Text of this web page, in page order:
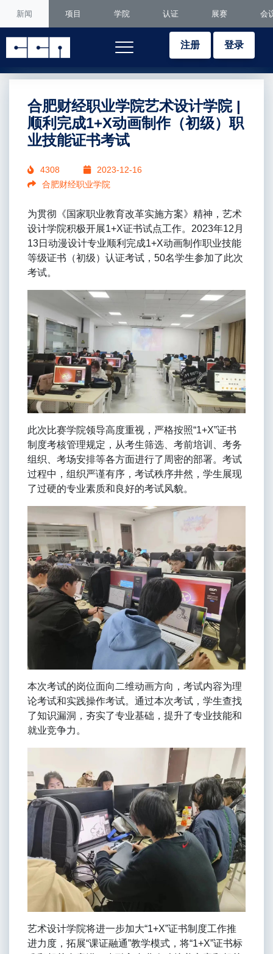
新闻 项目 学院 认证 展赛 会
注册 登录
合肥财经职业学院艺术设计学院 |
顺利完成1+X动画制作（初级）职
业技能证书考试
4308
2023-12-16
合肥财经职业学院
为贯彻《国家职业教育改革实施方案》精神，艺术
设计学院积极开展1+X证书试点工作。2023年12月
13日动漫设计专业顺利完成1+X动画制作职业技能
等级证书（初级）认证考试，50名学生参加了此次
考试。
此次比赛学院领导高度重视，严格按照“1+X”证书
制度考核管理规定，从考生筛选、考前培训、考务
组织、考场安排等各方面进行了周密的部署。考试
过程中，组织严谨有序，考试秩序井然，学生展现
了过硬的专业素质和良好的考试风貌。
本次考试的岗位面向二维动画方向，考试内容为理
论考试和实践操作考试。通过本次考试，学生查找
了知识漏洞，夯实了专业基础，提升了专业技能和
就业竞争力。
艺术设计学院将进一步加大“1+X”证书制度工作推
进力度，拓展“课证融通”教学模式，将“1+X”证书标